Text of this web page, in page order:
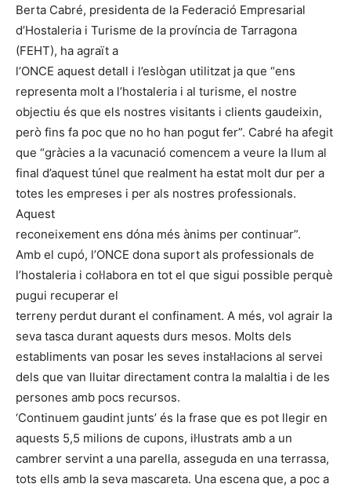
Berta Cabré, presidenta de la Federació Empresarial
d’Hostaleria i Turisme de la província de Tarragona
(FEHT), ha agraït a
l’ONCE aquest detall i l’eslògan utilitzat ja que “ens
representa molt a l’hostaleria i al turisme, el nostre
objectiu és que els nostres visitants i clients gaudeixin,
però fins fa poc que no ho han pogut fer”. Cabré ha afegit
que “gràcies a la vacunació comencem a veure la llum al
final d’aquest túnel que realment ha estat molt dur per a
totes les empreses i per als nostres professionals.
Aquest
reconeixement ens dóna més ànims per continuar”.
Amb el cupó, l’ONCE dona suport als professionals de
l’hostaleria i col·labora en tot el que sigui possible perquè
pugui recuperar el
terreny perdut durant el confinament. A més, vol agrair la
seva tasca durant aquests durs mesos. Molts dels
establiments van posar les seves instal·lacions al servei
dels que van lluitar directament contra la malaltia i de les
persones amb pocs recursos.
‘Continuem gaudint junts’ és la frase que es pot llegir en
aquests 5,5 milions de cupons, il·lustrats amb a un
cambrer servint a una parella, asseguda en una terrassa,
tots ells amb la seva mascareta. Una escena que, a poc a